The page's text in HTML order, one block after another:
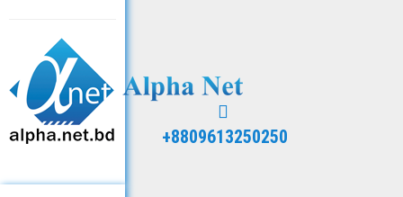
+8809613250250